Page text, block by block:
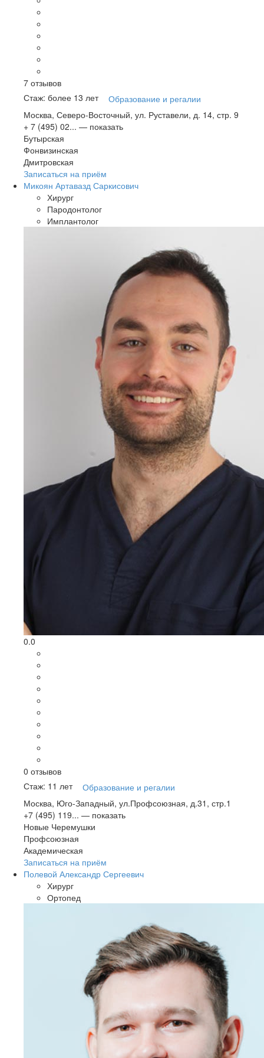
7 отзывов
Стаж: более 13 лет
Образование и регалии
Москва, Северо-Восточный, ул. Руставели, д. 14, стр. 9
+ 7 (495) 02... — показать
Бутырская
Фонвизинская
Дмитровская
Записаться на приём
Микоян Артавазд Саркисович
Хирург
Пародонтолог
Имплантолог
0.0
0 отзывов
Стаж: 11 лет
Образование и регалии
Москва, Юго-Западный, ул.Профсоюзная, д.31, стр.1
+7 (495) 119... — показать
Новые Черемушки
Профсоюзная
Академическая
Записаться на приём
Полевой Александр Сергеевич
Хирург
Ортопед